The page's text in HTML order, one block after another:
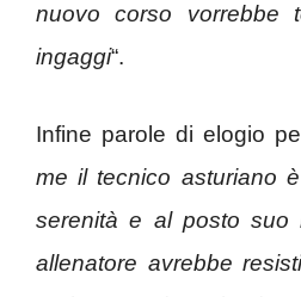
nuovo corso vorrebbe
ingaggi“.
Infine parole di elogio
me il tecnico asturiano
serenità e al posto suo
allenatore avrebbe